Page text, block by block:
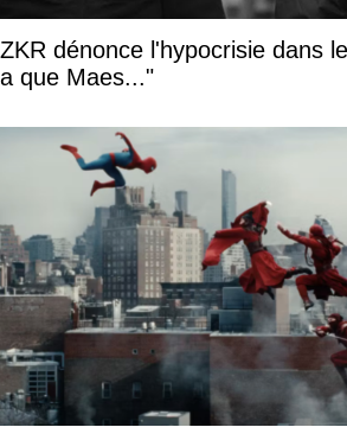
ZKR dénonce l'hypocrisie dans
a que Maes..."